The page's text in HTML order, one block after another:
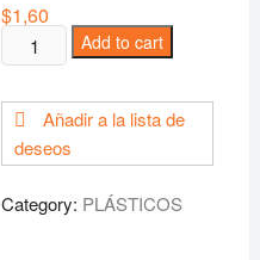
$1,60
ENVASE
GALÓN
quantity
Add to cart
Añadir a la lista de
deseos
Category: PLÁSTICOS